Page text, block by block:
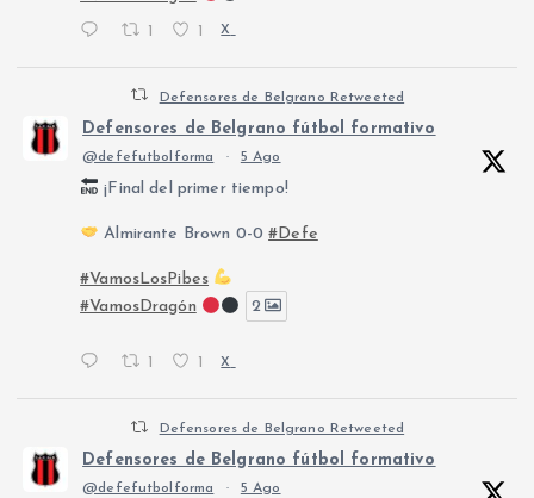
1 1 X
Defensores de Belgrano Retweeted
Defensores de Belgrano fútbol formativo
@defefutbolforma · 5 Ago
¡Final del primer tiempo!
Almirante Brown 0-0#Defe
#VamosLosPibes
#VamosDragón
2
X
Defensores de Belgrano Retweeted
Defensores de Belgrano fútbol formativo
@defefutbolforma · 5 Ago